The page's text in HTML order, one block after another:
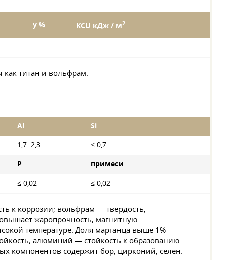
y % KCU кДж / м2
как титан и вольфрам.
Al Si
1,7−2,3 ≤ 0,7
P примеси
≤ 0,02 ≤ 0,02
к коррозии; вольфрам — твердость,
жаропрочность, магнитную
температуре. Доля марганца выше 1%
алюминий — стойкость к образованию
компонентов содержит бор, цирконий, селен.